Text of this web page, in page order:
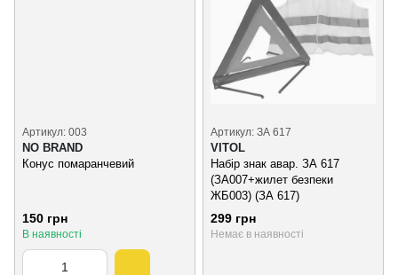
Артикул: 003
NO BRAND
Конус помаранчевий
150 грн
В наявності
Артикул: ЗА 617
VITOL
Набір знак авар. ЗА 617
(ЗА007+жилет безпеки
ЖБ003) (ЗА 617)
299 грн
Немає в наявності